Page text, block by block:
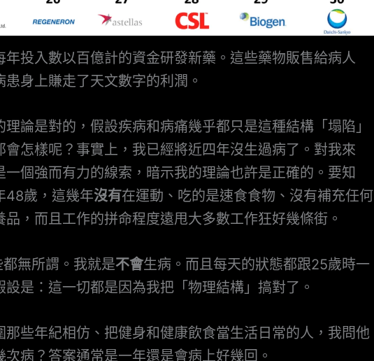
年投入數以百億計的資金研發新藥。這些藥物販售給病人
患身上賺走了天文數字的利潤。
理論是對的，假設疾病和病痛幾乎都只是這種結構「塌陷」
會怎樣呢？事實上，我已經將近四年沒生過病了。對我來
一個強而有力的線索，暗示我的理論也許是正確的。要知
48歲，這幾年沒有在運動、吃的是速食食物、沒有補充任何
品，而且工作的拼命程度遠甩大多數工作狂好幾條街。
無所謂。我就是不會生病。而且每天的狀態都跟25歲時一
設是：這一切都是因為我把「物理結構」搞對了。
那些年紀相仿、把健身和健康飲食當生活日常的人，我問他
次病？答案通常是一年還是會病上好幾回。